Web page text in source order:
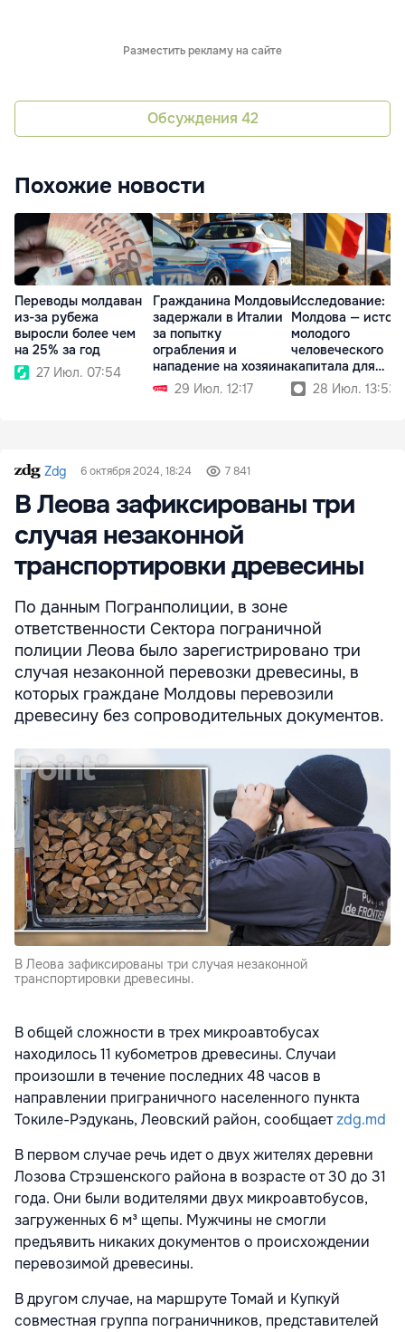
Разместить рекламу на сайте
Обсуждения 42
Похожие новости
Переводы молдаван
из-за рубежа
выросли более чем
на 25% за год
27 Июл. 07:54
Гражданина Молдовы
задержали в Италии
за попытку
ограбления и
нападение на хозяина
29 Июл. 12:17
Исследование:
Молдова —
молодого
человеческого
капитала для
Румынии
28 Июл. 13:53
Zdg 6 октября 2024, 18:24 7 841
В Леова зафиксированы три
случая незаконной
транспортировки древесины
По данным Погранполиции, в зоне
ответственности Сектора пограничной
полиции Леова было зарегистрировано три
случая незаконной перевозки древесины, в
которых граждане Молдовы перевозили
древесину без сопроводительных документов.
В Леова зафиксированы три случая незаконной
транспортировки древесины.
В общей сложности в трех микроавтобусах
находилось 11 кубометров древесины. Случаи
произошли в течение последних 48 часов в
направлении приграничного населенного пункта
Токиле-Рэдукань, Леовский район, сообщаетzdg.md
В первом случае речь идет о двух жителях деревни
Лозова Стрэшенского района в возрасте от 30 до 31
года. Они были водителями двух микроавтобусов,
загруженных 6 м³ щепы. Мужчины не смогли
предъявить никаких документов о происхождении
перевозимой древесины.
В другом случае, на маршруте Томай и Купкуй
совместная группа пограничников, представителей